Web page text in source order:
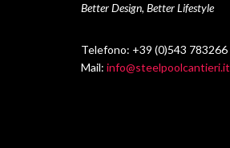
Better Design, Better Lifestyle
Telefono: +39 (0)543 783266
Mail:info@steelpoolcantieri.it